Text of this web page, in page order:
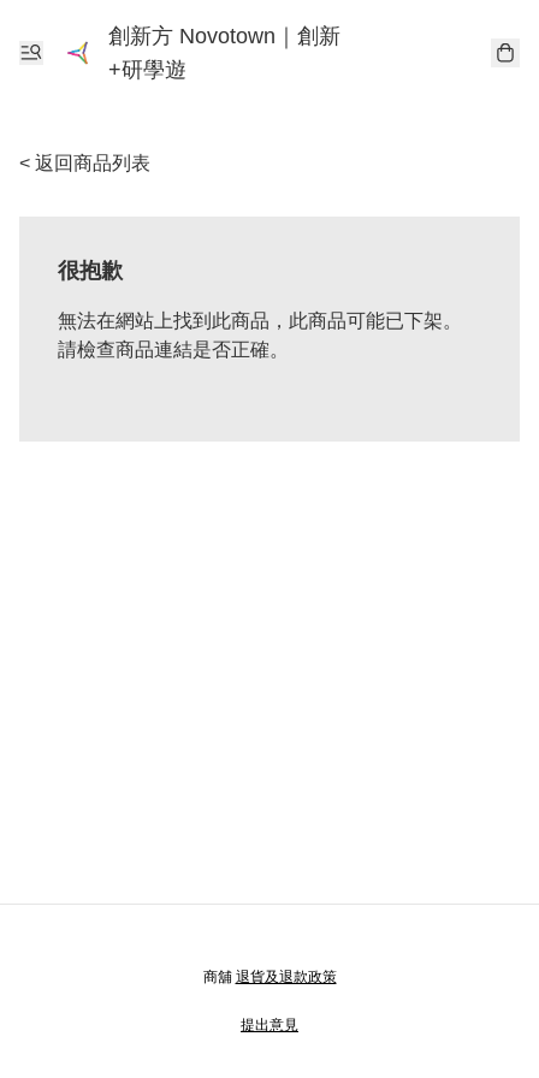
創新方 Novotown｜創新
+研學遊
< 返回商品列表
很抱歉
無法在網站上找到此商品，此商品可能已下架。
請檢查商品連結是否正確。
商舖 退貨及退款政策
提出意見